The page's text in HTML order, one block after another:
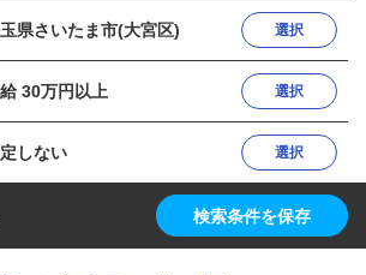
県さいたま市(大宮区) 選択
30万円以上 選択
しない 選択
検索条件を保存